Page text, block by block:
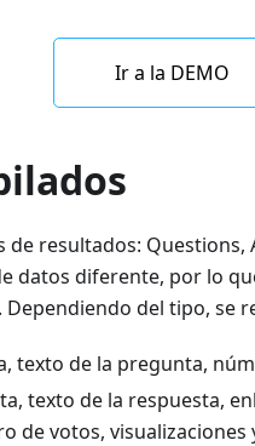
Ir a la DEMO
resultados: Questions,
datos diferente, por lo
del tipo, se
texto de la pregunta,
texto de la respuesta,
de votos,